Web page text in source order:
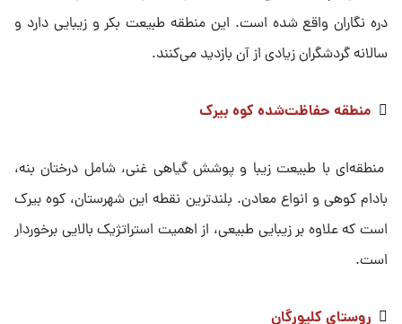
دره نگاران واقع شده است. این منطقه طبیعت بکر و زیبایی دارد و
سالانه گردشگران زیادی از آن بازدید می‌کنند.
 منطقه حفاظت‌شده کوه بیرک
منطقه‌ای با طبیعت زیبا و پوشش گیاهی غنی، شامل درختان بنه،
بادام کوهی و انواع معادن. بلندترین نقطه این شهرستان، کوه بیرک
است که علاوه بر زیبایی طبیعی، از اهمیت استراتژیک بالایی برخوردار
است.
 روستای کلپورگان